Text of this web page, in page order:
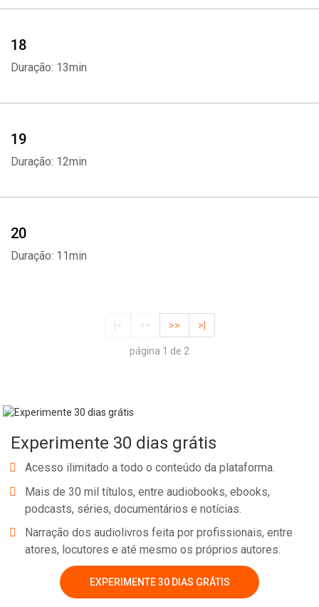
18
Duração: 13min
19
Duração: 12min
20
Duração: 11min
|< << >> >|
página 1 de 2
Experimente 30 dias grátis
Acesso ilimitado a todo o conteúdo da plataforma.
Mais de 30 mil títulos, entre audiobooks, ebooks,
podcasts, séries, documentários e notícias.
Narração dos audiolivros feita por profissionais, entre
atores, locutores e até mesmo os próprios autores.
EXPERIMENTE 30 DIAS GRÁTIS